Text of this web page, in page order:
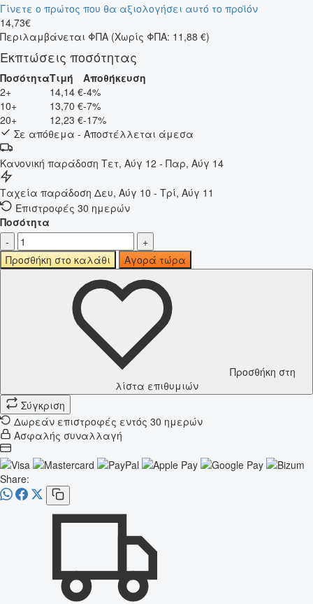
Γίνετε ο πρώτος που θα αξιολογήσει αυτό το προϊόν
14,73€
Περιλαμβάνεται ΦΠΑ (Χωρίς ΦΠΑ: 11,88 €)
Εκπτώσεις ποσότητας
ΠοσότηταΤιμή
Αποθήκευση
2+
14,14 €-4%
10+
13,70 €-7%
20+
12,23 €-17%
Σε απόθεμα - Αποστέλλεται άμεσα
Κανονική παράδοση Τετ, Αύγ 12 - Παρ, Αύγ 14
Ταχεία παράδοση Δευ, Αύγ 10 - Τρί, Αύγ 11
Επιστροφές 30 ημερών
Ποσότητα
-
+
Προσθήκη στο καλάθι
Αγορά τώρα
Προσθήκη στη
λίστα επιθυμιών
Σύγκριση
Δωρεάν επιστροφές εντός 30 ημερών
Ασφαλής συναλλαγή
Share: